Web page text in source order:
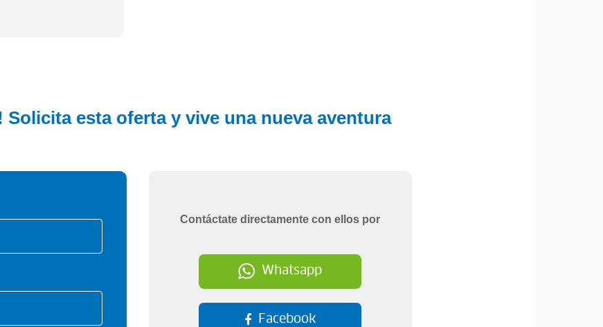
Solicita esta oferta y vive una nueva aventura
Contáctate directamente con ellos por
Whatsapp
Facebook